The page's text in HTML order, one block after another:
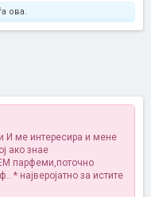
ова.
И ме интересира и мене
ако знае
парфеми,поточно
* најверојатно за истите